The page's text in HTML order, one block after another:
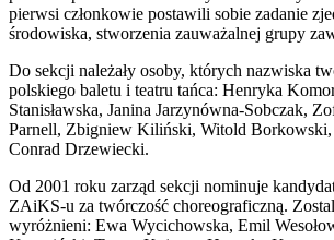
pierwsi członkowie postawili sobie zadanie
środowiska, stworzenia zauważalnej grupy
Do sekcji należały osoby, których nazwiska
polskiego baletu i teatru tańca: Henryka
Stanisławska, Janina Jarzynówna-Sobczak,
Parnell, Zbigniew Kiliński, Witold Borkowski,
Conrad Drzewiecki.
Od 2001 roku zarząd sekcji nominuje
ZAiKS-u za twórczość choreograficzną.
wyróżnieni: Ewa Wycichowska, Emil